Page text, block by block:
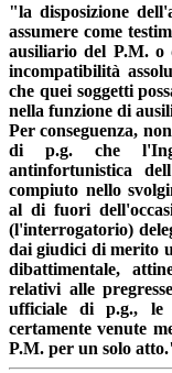
"la disposizione
assumere come
ausiliario del P.M. o
incompatibilità
che quei soggetti
nella funzione di
Per conseguenza,
di p.g. che l'Ing.
antinfortunistica
compiuto nello
al di fuori
(l'interrogatorio)
dai giudici di merito
dibattimentale,
relativi alle
ufficiale di p.g., le
certamente venute
P.M. per un solo